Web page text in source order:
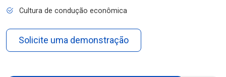
Cultura de condução econômica
Solicite uma demonstração